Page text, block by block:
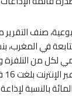
لكل من